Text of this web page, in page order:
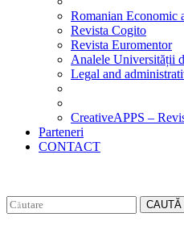
Romanian Economic
Revista Cogito
Revista Euromentor
Analele Universității
Legal and
CreativeAPPS –
Parteneri
CONTACT
CAUTĂ